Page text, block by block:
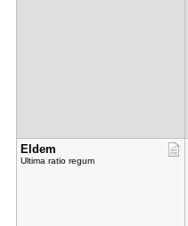
Eldem
Ultima ratio regum